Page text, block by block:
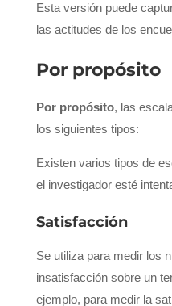
Esta versión puede
las actitudes de los
Por propósito
Por propósito, las
los siguientes tipos:
Existen varios tipos de
el investigador esté
Satisfacción
Se utiliza para medir los
insatisfacción sobre un
ejemplo, para medir la